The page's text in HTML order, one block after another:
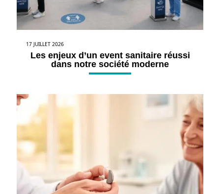
17 JUILLET 2026
Les enjeux d’un event sanitaire réussi
dans notre société moderne